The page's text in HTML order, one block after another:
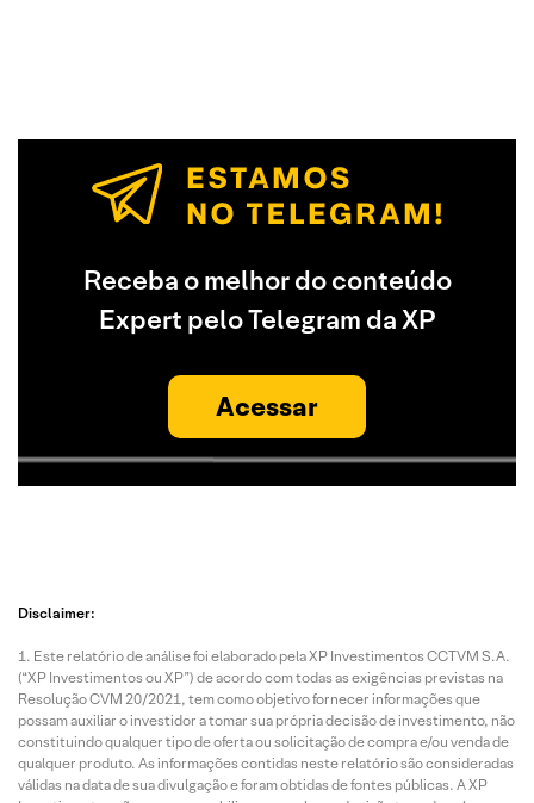
Receba o melhor do conteúdo
Expert pelo Telegram da XP
Acessar
Disclaimer:
Este relatório de análise foi elaborado pela XP Investimentos CCTVM S.A.
(“XP Investimentos ou XP”) de acordo com todas as exigências previstas na
Resolução CVM 20/2021, tem como objetivo fornecer informações que
possam auxiliar o investidor a tomar sua própria decisão de investimento, não
constituindo qualquer tipo de oferta ou solicitação de compra e/ou venda de
qualquer produto. As informações contidas neste relatório são consideradas
válidas na data de sua divulgação e foram obtidas de fontes públicas. A XP